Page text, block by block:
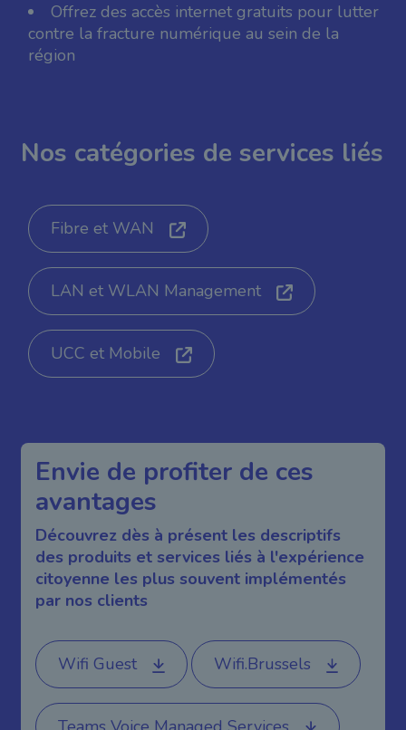
Offrez des accès internet gratuits pour lutter
contre la fracture numérique au sein de la
région
Nos catégories de services liés
Fibre et WAN
LAN et WLAN Management
UCC et Mobile
Envie de profiter de ces
avantages
Découvrez dès à présent les descriptifs
des produits et services liés à l'expérience
citoyenne les plus souvent implémentés
par nos clients
Wifi Guest Wifi.Brussels